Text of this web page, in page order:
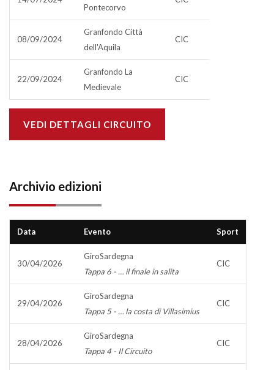
Pontecorvo
08/09/2024
Granfondo Città
dell'Aquila
CIC
22/09/2024
Granfondo La
Medievale
CIC
VEDI DETTAGLI CIRCUITO
Archivio edizioni
Data Evento Sport
30/04/2026
GiroSardegna
Tappa 6 - … il finale in salita
CIC
29/04/2026
GiroSardegna
Tappa 5 - … la costa di Villasimius
CIC
28/04/2026
GiroSardegna
Tappa 4 - Il Circuito
CIC